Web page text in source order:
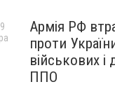
Армія РФ
проти
військових і
ППО